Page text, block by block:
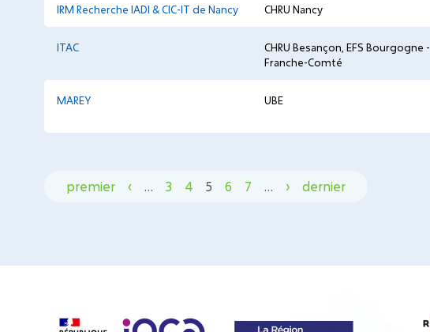
IRM Recherche IADI & CIC-IT de Nancy CHRU Nancy
ITAC
CHRU Besançon, EFS Bourgogne -
Franche-Comté
MAREY UBE
premier ‹ … 3 4 5 6 7 … › dernier